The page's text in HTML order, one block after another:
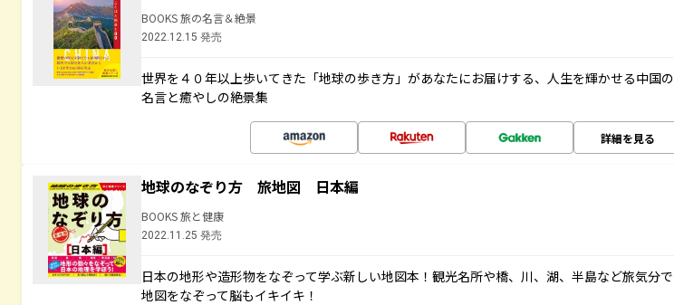
BOOKS 旅の名言＆絶景
2022.12.15 発売
世界を４０年以上歩いてきた「地球の歩き方」があなたにお届けする、人生を輝かせる中国の
名言と癒やしの絶景集
詳細を見る
地球のなぞり方 旅地図 日本編
BOOKS 旅と健康
2022.11.25 発売
日本の地形や造形物をなぞって学ぶ新しい地図本！観光名所や橋、川、湖、半島など旅気分で
地図をなぞって脳もイキイキ！